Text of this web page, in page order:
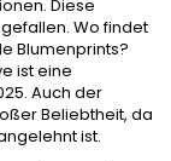
Diese
Wo findet
Blumenprints?
ist eine
Auch der
Beliebtheit, da
ist.